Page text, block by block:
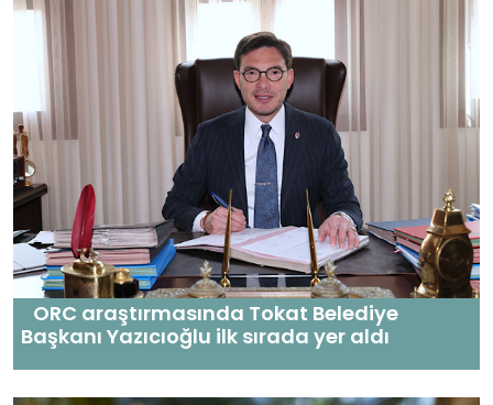
ORC araştırmasında Tokat Belediye
Başkanı Yazıcıoğlu ilk sırada yer aldı